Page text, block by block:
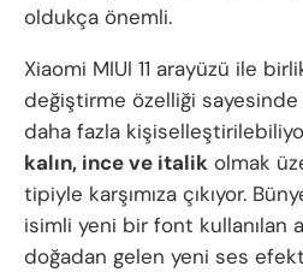
oldukça önemli.
Xiaomi MIUI 11 arayüzü ile
değiştirme özelliği
daha fazla
kalın, ince ve italik olmak
tipiyle karşımıza çıkıyor.
isimli yeni bir font kullanılan
doğadan gelen yeni ses